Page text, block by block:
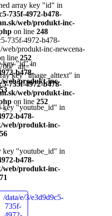
array key "id" in
735f-4972-b478-
web/produkt-inc-
on line 248
735f-4972-b478-
web/produkt-inc-newcena-
line 252
" alt="
key "image_alttext" in
735f-4972-b478-
web/produkt-inc-
on line 252
">
key "id" in
b478-
web/produkt-inc-
key "youtube_id" in
b478-
web/produkt-inc-
key "youtube_id" in
b478-
web/produkt-inc-
/data/e/3/e3d9d9c5-
735f-